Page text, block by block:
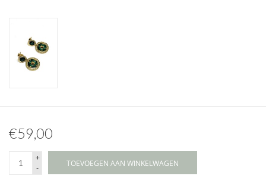
€59,00
+
-
TOEVOEGEN AAN WINKELWAGEN